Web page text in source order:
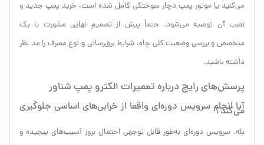
می‌کنید یا موتور پمپ دچار سوختگی کامل شده است، خرید پمپ جدید و
نصب آن توصیه می‌شود. حتماً پیش از تصمیم نهایی مشورت با یک
متخصص و بررسی وضعیت کلی چاه، شرایط برق‌رسانی و نوع مصرف را مد نظر
داشته باشید.
پرسش‌های رایج درباره تعمیرات الکترو پمپ شناور
آیا انجام سرویس دوره‌ای واقعا از خرابی‌های اساسی جلوگیری
می‌کند؟
بله. سرویس دوره‌ای به‌طور قابل توجهی احتمال بروز آسیب‌های پیچیده و